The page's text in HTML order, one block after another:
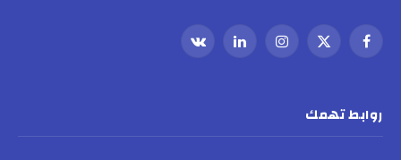
فيسبوك
X
الانستغراملينكدإنVKontakte
روابط تهمك